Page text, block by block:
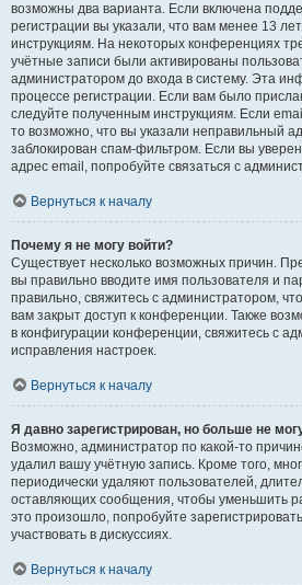
возможны два варианта. Если включена
регистрации вы указали, что вам менее 13
инструкциям. На некоторых конференциях
учётные записи были активированы
администратором до входа в систему. Эта
процессе регистрации. Если вам было
следуйте полученным инструкциям. Если
то возможно, что вы указали неправильный
заблокирован спам-фильтром. Если вы
адрес email, попробуйте связаться с
Вернуться к началу
Почему я не могу войти?
Существует несколько возможных причин.
вы правильно вводите имя пользователя и
правильно, свяжитесь с администратором,
вам закрыт доступ к конференции. Также
в конфигурации конференции, свяжитесь с
исправления настроек.
Вернуться к началу
Я давно зарегистрирован, но больше не
Возможно, администратор по какой-то
удалил вашу учётную запись. Кроме того,
периодически удаляют пользователей,
оставляющих сообщения, чтобы уменьшить
это произошло, попробуйте
участвовать в дискуссиях.
Вернуться к началу